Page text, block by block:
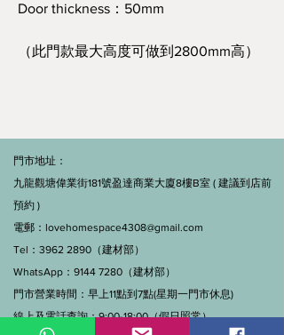
Door thickness：50mm
（此門款最大高度可做到2800mm高）
門市地址：
九龍觀塘偉業街181號盈達商業大廈8樓B室 ( 建議到店前
預約 )
電郵： lovehomespace4308@gmail.com
Tel：3962 2890（建材部）
WhatsApp：9144 7280（建材部）
門市營業時間：早上11點到7點(星期一門市休息)
線上及電話查詢：9:00-18:00（假日照常）。